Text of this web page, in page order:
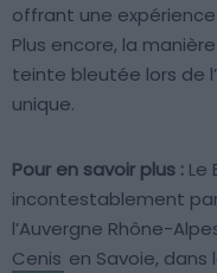
offrant une
Plus encore, la
teinte bleutée lors de
unique.
Pour en savoir plus : Le
incontestablement
l’Auvergne Rhône-
Cenis en Savoie,